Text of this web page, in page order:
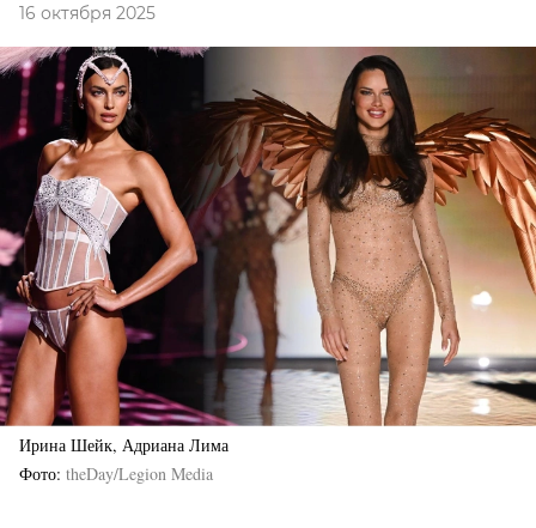
16 октября 2025
Ирина Шейк, Адриана Лима
Фото theDay/Legion Media